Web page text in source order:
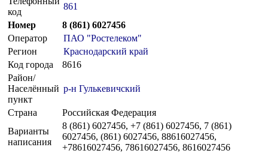
код
861
Номер
8 (861) 6027456
Оператор
ПАО "Ростелеком"
Регион
Краснодарский край
Код города
8616
Район/
Населённый
пункт
р-н Гулькевичский
Страна
Российская Федерация
Варианты
написания
8 (861) 6027456, +7 (861) 6027456, 7 (861)
6027456, (861) 6027456, 88616027456,
+78616027456, 78616027456, 8616027456